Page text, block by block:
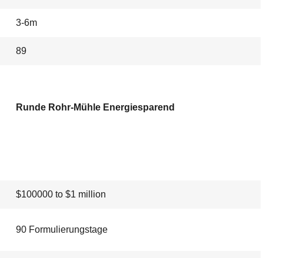
3-6m
89
Runde Rohr-Mühle Energiesparend
$100000 to $1 million
90 Formulierungstage